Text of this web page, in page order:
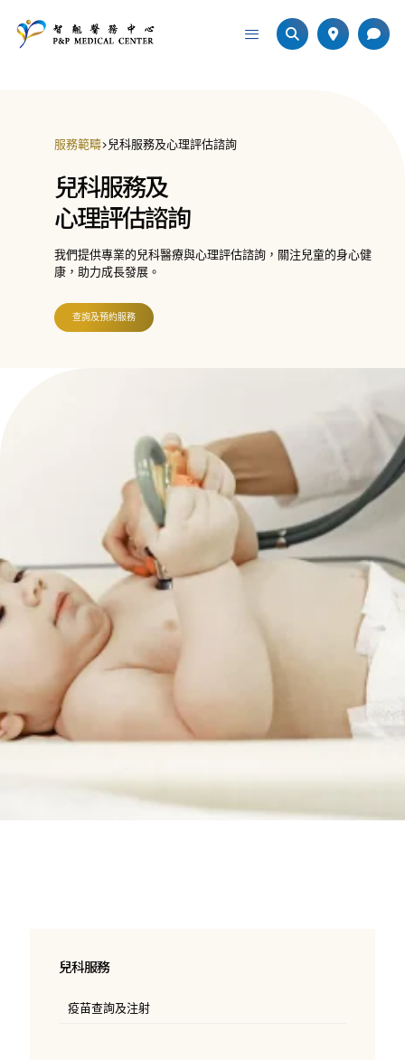
服務範疇>兒科服務及心理評估諮詢
兒科服務及
心理評估諮詢
我們提供專業的兒科醫療與心理評估諮詢，關注兒童的身心健
康，助力成長發展。
查詢及預約服務
兒科服務
疫苗查詢及注射